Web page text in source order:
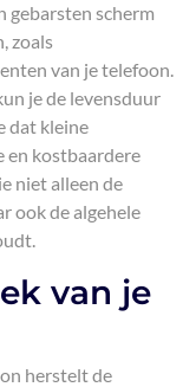
gebarsten scherm
zoals
van je telefoon.
je de levensduur
dat kleine
en kostbaardere
niet alleen de
ook de algehele
van je
herstelt de